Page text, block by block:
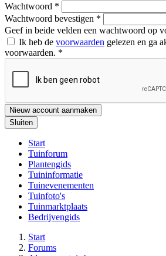
Wachtwoord *
Wachtwoord bevestigen *
Geef in beide velden een wachtwoord op
Ik heb de voorwaarden gelezen en ga
voorwaarden. *
Nieuw account aanmaken
Sluiten
Start
Tuinforum
Plantengids
Tuininformatie
Tuinevenementen
Tuinfoto's
Tuinmarktplaats
Bedrijvengids
Start
Forums